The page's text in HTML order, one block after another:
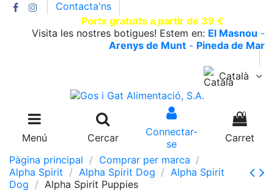
Contacta'ns
Ports gratuïts a partir de 39 €
Visita les nostres botigues! Estem en: El Masnou -
Arenys de Munt - Pineda de Mar
Català
Menú Cercar
Connectar-
se
0
Carret
Pàgina principal
Comprar per marca
Alpha Spirit
Alpha Spirit Dog
Alpha Spirit
Dog
Alpha Spirit Puppies